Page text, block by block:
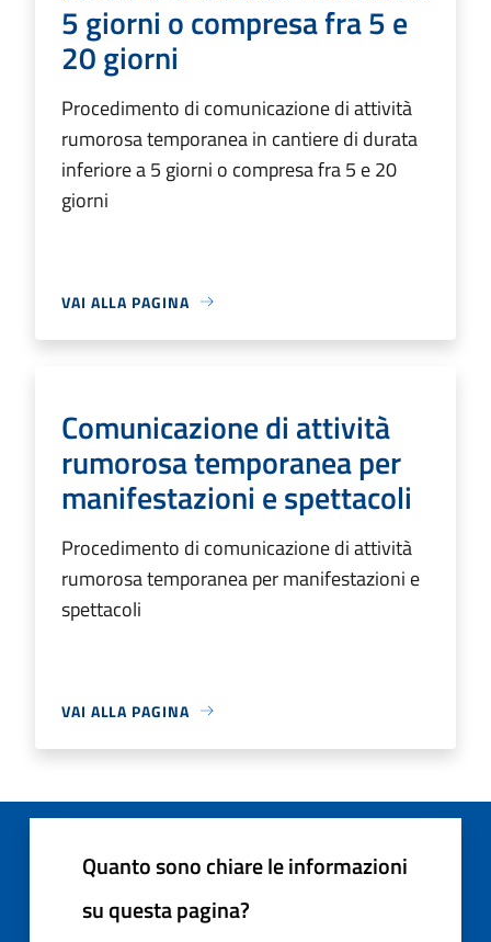
5 giorni o compresa fra 5 e
20 giorni
Procedimento di comunicazione di attività
rumorosa temporanea in cantiere di durata
inferiore a 5 giorni o compresa fra 5 e 20
giorni
VAI ALLA PAGINA
Comunicazione di attività
rumorosa temporanea per
manifestazioni e spettacoli
Procedimento di comunicazione di attività
rumorosa temporanea per manifestazioni e
spettacoli
VAI ALLA PAGINA
Quanto sono chiare le informazioni
su questa pagina?